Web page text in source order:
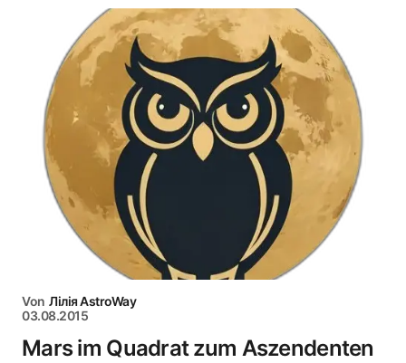
Von Лілія AstroWay
03.08.2015
Mars im Quadrat zum Aszendenten